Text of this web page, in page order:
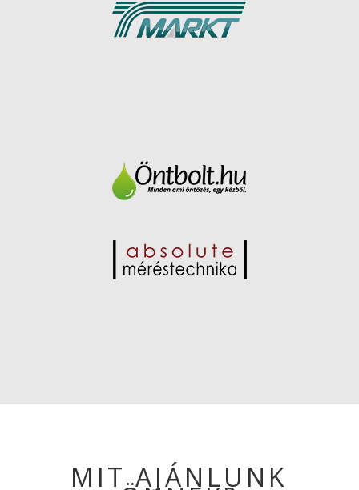
MIT AJÁNLUNK